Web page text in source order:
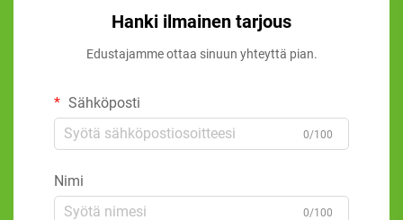
Hanki ilmainen tarjous
Edustajamme ottaa sinuun yhteyttä pian.
Sähköposti
0/100
Nimi
0/100